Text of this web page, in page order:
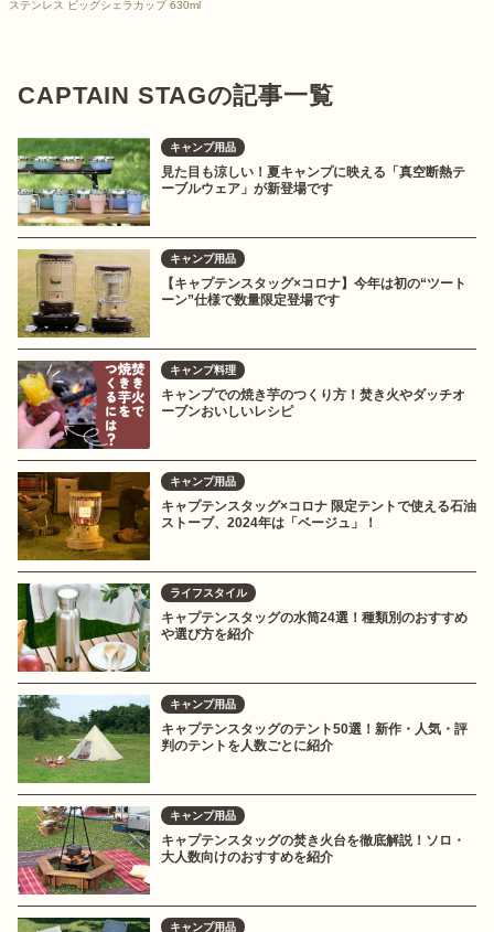
ステンレス ビッグシェラカップ 630ml
CAPTAIN STAGの記事一覧
キャンプ用品
見た目も涼しい！夏キャンプに映える「真空断熱テ
ーブルウェア」が新登場です
キャンプ用品
【キャプテンスタッグ×コロナ】今年は初の“ツート
ーン”仕様で数量限定登場です
キャンプ料理
キャンプでの焼き芋のつくり方！焚き火やダッチオ
ーブンおいしいレシピ
キャンプ用品
キャプテンスタッグ×コロナ 限定テントで使える石油
ストーブ、2024年は「ベージュ」！
ライフスタイル
キャプテンスタッグの水筒24選！種類別のおすすめ
や選び方を紹介
キャンプ用品
キャプテンスタッグのテント50選！新作・人気・評
判のテントを人数ごとに紹介
キャンプ用品
キャプテンスタッグの焚き火台を徹底解説！ソロ・
大人数向けのおすすめを紹介
キャンプ用品